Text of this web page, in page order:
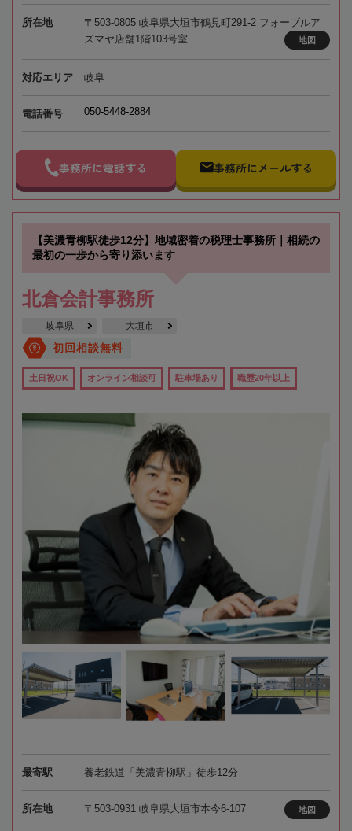
所在地
〒503-0805 岐阜県大垣市鶴見町291-2 フォーブルア
ズマヤ店舗1階103号室
地図
対応エリア 岐阜
電話番号 050-5448-2884
事務所に電話する 事務所にメールする
【美濃青柳駅徒歩12分】地域密着の税理士事務所｜相続の
最初の一歩から寄り添います
北倉会計事務所
岐阜県 大垣市
初回相談無料
土日祝OK オンライン相談可 駐車場あり 職歴20年以上
最寄駅 養老鉄道「美濃青柳駅」徒歩12分
所在地 〒503-0931 岐阜県大垣市本今6-107 地図